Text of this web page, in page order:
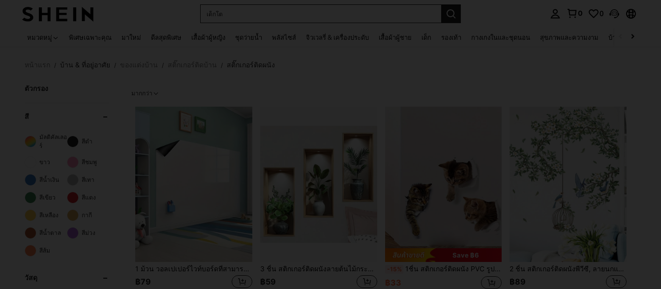
เด็กโต
0 0
หมวดหมู่ พิเศษเฉพาะคุณ มาใหม่ ดีลสุดพิเศษ เสื้อผ้าผู้หญิง ชุดว่ายน้ำ พลัสไซส์ จิวเวลรี่ & เครื่องประดับ เสื้อผ้าผู้ชาย เด็ก รองเท้า กางเกงในและชุดนอน สุขภาพและความงาม บ้านและที่อยู่อาศัย
/ บ้าน & ที่อยู่อาศัย / / / สติ๊กเกอร์ติดผนัง
ตัวกรอง
สี
มัลติคัลเลอ
ร์
สีดำ
ขาว สีชมพู
สีน้ำเงิน สีเทา
สีเขียว สีแดง
สีเหลือง กากี
สีน้ำตาล สีม่วง
สีส้ม
วัสดุ
มากกว่า
1 ม้วน วอลเปเปอร์ไวท์บอร์ดที่สามารถถอดออกได้ เหมาะสำหรับผนัง ประตู กระจก - ง่ายต่อการฉีกออกโดยไม่มีคราบตกค้าง ประหยัดพื้นที่ เหมาะสำหรับบ้าน สำนักงาน ห้องเรียน - สติกเกอร์ไวท์บอร์ดสำหรับการนำเสนอ หลักสูตร - พร้อมปากกาไวท์บอร์ด
฿79
3 ชิ้น สติกเกอร์ติดผนังลายต้นไม้กระถาง 3 มิติสีเขียว, วัสดุ PVC กันน้ำ, ติดและลอกออกง่าย, เหมาะสำหรับตกแต่งบ้าน, ห้องซักรีด, ตู้เสื้อผ้า, ห้องนั่งเล่น, ห้องเล่นเกม, ห้องน้ำ, ห้องนอน, ห้องครัว, ตกแต่งผนัง, สำนักงาน, ห้องอ่านหนังสือ และอื่นๆ
฿59
Save ฿6
-15% 1ชิ้น สติกเกอร์ติดผนัง PVC รูปแมวกันน้ำ ถอดออกได้ เหมาะสำหรับตกแต่งบ้านและห้อง
฿33
2 ชิ้น สติกเกอร์ติดผนังพีวีซี, ลายนกและดอกไม้สมัยใหม่กันน้ำ, สติกเกอร์ติดผนังแบบติดเอง สามารถถอดออกได้ สำหรับห้องนั่งเล่น ห้องนอน ห้องทำงานที่บ้าน, สติกเกอร์, สติกเกอร์ติดผนัง, สติ๊กเกอร์ไวนิลสำหรับตกแต่งบ้าน, ของตกแต่งฤดูใบไม้ผลิ เพื่อสร้างความสดชื่นให้กับบ้านของคุณ, ของขวัญตกแต่งรามา ของขวัญวันเกิด วันสำเร็จการศึกษา
฿89